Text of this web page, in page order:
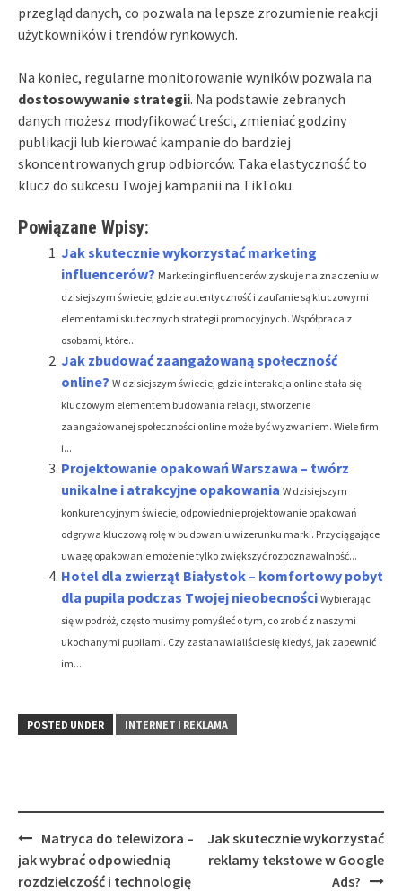
przegląd danych, co pozwala na lepsze zrozumienie reakcji
użytkowników i trendów rynkowych.
Na koniec, regularne monitorowanie wyników pozwala na
dostosowywanie strategii. Na podstawie zebranych
danych możesz modyfikować treści, zmieniać godziny
publikacji lub kierować kampanie do bardziej
skoncentrowanych grup odbiorców. Taka elastyczność to
klucz do sukcesu Twojej kampanii na TikToku.
Powiązane Wpisy:
Jak skutecznie wykorzystać marketing
influencerów? Marketing influencerów zyskuje na znaczeniu w
dzisiejszym świecie, gdzie autentyczność i zaufanie są kluczowymi
elementami skutecznych strategii promocyjnych. Współpraca z
osobami, które...
Jak zbudować zaangażowaną społeczność
online? W dzisiejszym świecie, gdzie interakcja online stała się
kluczowym elementem budowania relacji, stworzenie
zaangażowanej społeczności online może być wyzwaniem. Wiele firm
i...
Projektowanie opakowań Warszawa – twórz
unikalne i atrakcyjne opakowania W dzisiejszym
konkurencyjnym świecie, odpowiednie projektowanie opakowań
odgrywa kluczową rolę w budowaniu wizerunku marki. Przyciągające
uwagę opakowanie może nie tylko zwiększyć rozpoznawalność...
Hotel dla zwierząt Białystok – komfortowy pobyt
dla pupila podczas Twojej nieobecności Wybierając
się w podróż, często musimy pomyśleć o tym, co zrobić z naszymi
ukochanymi pupilami. Czy zastanawialiście się kiedyś, jak zapewnić
im...
POSTED UNDER INTERNET I REKLAMA
Post
navigation
Matryca do telewizora –
jak wybrać odpowiednią
rozdzielczość i technologię
Jak skutecznie wykorzystać
reklamy tekstowe w Google
Ads?